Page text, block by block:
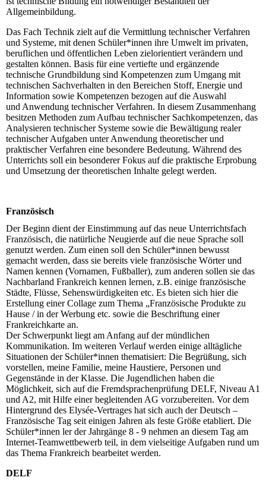
Allgemeinbildung.
Das Fach Technik zielt auf die Vermittlung technischer Verfahren
und Systeme, mit denen Schüler*innen ihre Umwelt im privaten,
beruflichen und öffentlichen Leben zielorientiert verändern und
gestalten können. Basis für eine vertiefte und ergänzende
technische Grundbildung sind Kompetenzen zum Umgang mit
technischen Sachverhalten in den Bereichen Stoff, Energie und
Information sowie Kompetenzen bezogen auf die Auswahl
und Anwendung technischer Verfahren. In diesem Zusammenhang
besitzen Methoden zum Aufbau technischer Sachkompetenzen, das
Analysieren technischer Systeme sowie die Bewältigung realer
technischer Aufgaben unter Anwendung theoretischer und
praktischer Verfahren eine besondere Bedeutung. Während des
Unterrichts soll ein besonderer Fokus auf die praktische Erprobung
und Umsetzung der theoretischen Inhalte gelegt werden.
Französisch
Der Beginn dient der Einstimmung auf das neue Unterrichtsfach
Französisch, die natürliche Neugierde auf die neue Sprache soll
genutzt werden. Zum einen soll den Schüler*innen bewusst
gemacht werden, dass sie bereits viele französische Wörter und
Namen kennen (Vornamen, Fußballer), zum anderen sollen sie das
Nachbarland Frankreich kennen lernen, z.B. einige französische
Städte, Flüsse, Sehenswürdigkeiten etc. Es bieten sich hier die
Erstellung einer Collage zum Thema „Französische Produkte zu
Hause / in der Werbung etc. sowie die Beschriftung einer
Frankreichkarte an.
Der Schwerpunkt liegt am Anfang auf der mündlichen
Kommunikation. Im weiteren Verlauf werden einige alltägliche
Situationen der Schüler*innen thematisiert: Die Begrüßung, sich
vorstellen, meine Familie, meine Haustiere, Personen und
Gegenstände in der Klasse. Die Jugendlichen haben die
Möglichkeit, sich auf die Fremdsprachenprüfung DELF, Niveau A1
und A2, mit Hilfe einer begleitenden AG vorzubereiten. Vor dem
Hintergrund des Elysée-Vertrages hat sich auch der Deutsch –
Französische Tag seit einigen Jahren als feste Größe etabliert. Die
Schüler*innen ler der Jahrgänge 8 - 9 nehmen an diesem Tag am
Internet-Teamwettbewerb teil, in dem vielseitige Aufgaben rund um
das Thema Frankreich bearbeitet werden.
DELF